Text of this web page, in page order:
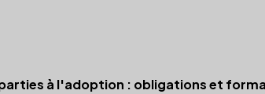
à l'adoption : obligations et